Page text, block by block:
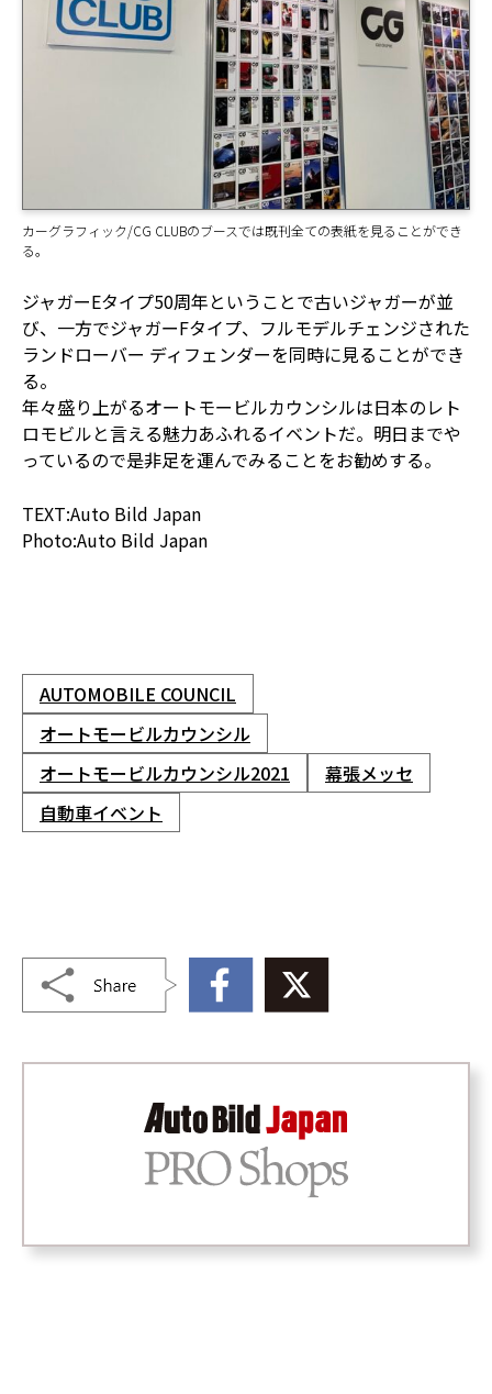
カーグラフィック/CG CLUBのブースでは既刊全ての表紙を見ることができ
る。
ジャガーEタイプ50周年ということで古いジャガーが並
び、一方でジャガーFタイプ、フルモデルチェンジされた
ランドローバー ディフェンダーを同時に見ることができ
る。
年々盛り上がるオートモービルカウンシルは日本のレト
ロモビルと言える魅力あふれるイベントだ。明日までや
っているので是非足を運んでみることをお勧めする。
TEXT:Auto Bild Japan
Photo:Auto Bild Japan
AUTOMOBILE COUNCIL
オートモービルカウンシル
オートモービルカウンシル2021
幕張メッセ
自動車イベント